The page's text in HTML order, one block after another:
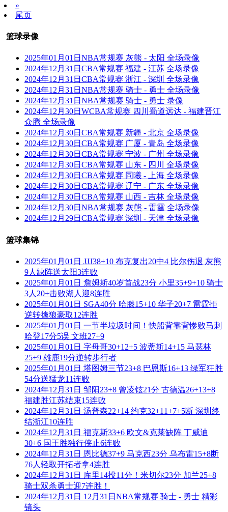
»
尾页
篮球录像
2025年01月01日NBA常规赛 灰熊 - 太阳 全场录像
2024年12月31日CBA常规赛 福建 - 江苏 全场录像
2024年12月31日CBA常规赛 浙江 - 深圳 全场录像
2024年12月31日NBA常规赛 骑士 - 勇士 全场录像
2024年12月31日NBA常规赛 骑士 - 勇士 录像
2024年12月30日WCBA常规赛 四川蜀道远达 - 福建晋江
众腾 全场录像
2024年12月30日CBA常规赛 新疆 - 北京 全场录像
2024年12月30日CBA常规赛 广厦 - 青岛 全场录像
2024年12月30日CBA常规赛 宁波 - 广州 全场录像
2024年12月30日CBA常规赛 山东 - 四川 全场录像
2024年12月30日CBA常规赛 同曦 - 上海 全场录像
2024年12月30日CBA常规赛 辽宁 - 广东 全场录像
2024年12月30日CBA常规赛 山西 - 吉林 全场录像
2024年12月30日NBA常规赛 灰熊 - 雷霆 全场录像
2024年12月29日CBA常规赛 深圳 - 天津 全场录像
篮球集锦
2025年01月01日 JJJ38+10 布克复出20中4 比尔伤退 灰熊
9人缺阵送太阳3连败
2025年01月01日 詹姆斯40岁首战23分 小里35+9+10 骑士
3人20+击败湖人迎8连胜
2025年01月01日 SGA40分 哈滕15+10 华子20+7 雷霆拒
逆转擒狼豪取12连胜
2025年01月01日 一节半垃圾时间！快船背靠背惨败马刺
哈登17分5误 文班27+9
2025年01月01日 字母哥30+12+5 波蒂斯14+15 马瑟林
25+9 雄鹿19分逆转步行者
2025年01月01日 塔图姆三节23+8 巴恩斯16+13 绿军狂胜
54分送猛龙11连败
2024年12月31日 邹阳23+8 曾凌铉21分 古德温26+13+8
福建胜江苏结束15连败
2024年12月31日 汤普森22+14 约克32+11+7+5断 深圳终
结浙江10连胜
2024年12月31日 福克斯33+6 欧文&克莱缺阵 丁威迪
30+6 国王胜独行侠止6连败
2024年12月31日 恩比德37+9 马克西23分 乌布雷15+8断
76人轻取开拓者拿4连胜
2024年12月31日 库里14投11分！米切尔23分 加兰25+8
骑士双杀勇士迎7连胜！
2024年12月31日 12月31日NBA常规赛 骑士 - 勇士 精彩
镜头